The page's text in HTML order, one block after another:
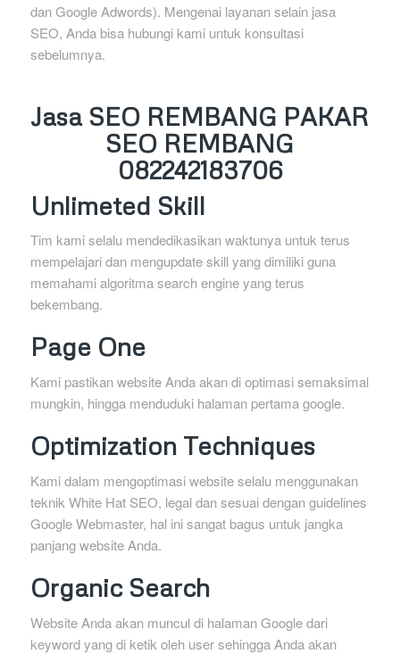
dan Google Adwords). Mengenai layanan selain jasa
SEO, Anda bisa hubungi kami untuk konsultasi
sebelumnya.
Jasa SEO REMBANG PAKAR
SEO REMBANG
082242183706
Unlimeted Skill
Tim kami selalu mendedikasikan waktunya untuk terus
mempelajari dan mengupdate skill yang dimiliki guna
memahami algoritma search engine yang terus
bekembang.
Page One
Kami pastikan website Anda akan di optimasi semaksimal
mungkin, hingga menduduki halaman pertama google.
Optimization Techniques
Kami dalam mengoptimasi website selalu menggunakan
teknik White Hat SEO, legal dan sesuai dengan guidelines
Google Webmaster, hal ini sangat bagus untuk jangka
panjang website Anda.
Organic Search
Website Anda akan muncul di halaman Google dari
keyword yang di ketik oleh user sehingga Anda akan